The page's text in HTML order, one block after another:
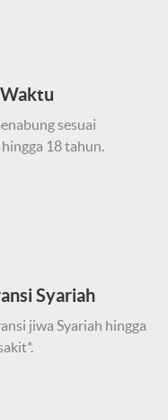
sesuai
18 tahun.
Syariah
jiwa Syariah hingga